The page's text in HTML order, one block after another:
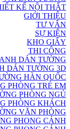
KẾ NỘI THẤT
GIỚI THIỆU
TƯ VẤN
SỰ KIỆN
KHO GIẤY
THI CÔNG
DÁN TƯỜNG
DÁN TƯỜNG 3D
HÀN QUỐC
PHÒNG TRẺ EM
PHÒNG NGỦ
PHÒNG KHÁCH
VĂN PHÒNG
PHONG CẢNH